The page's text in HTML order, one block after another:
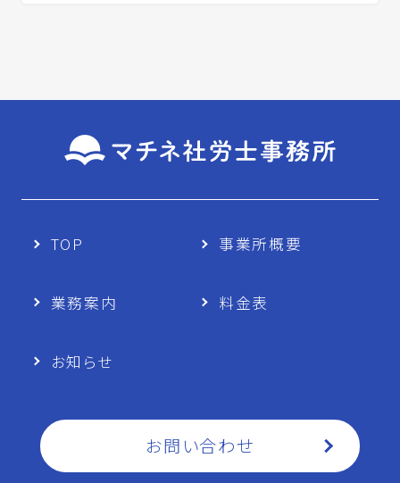
TOP 事業所概要
業務案内 料金表
お知らせ
お問い合わせ